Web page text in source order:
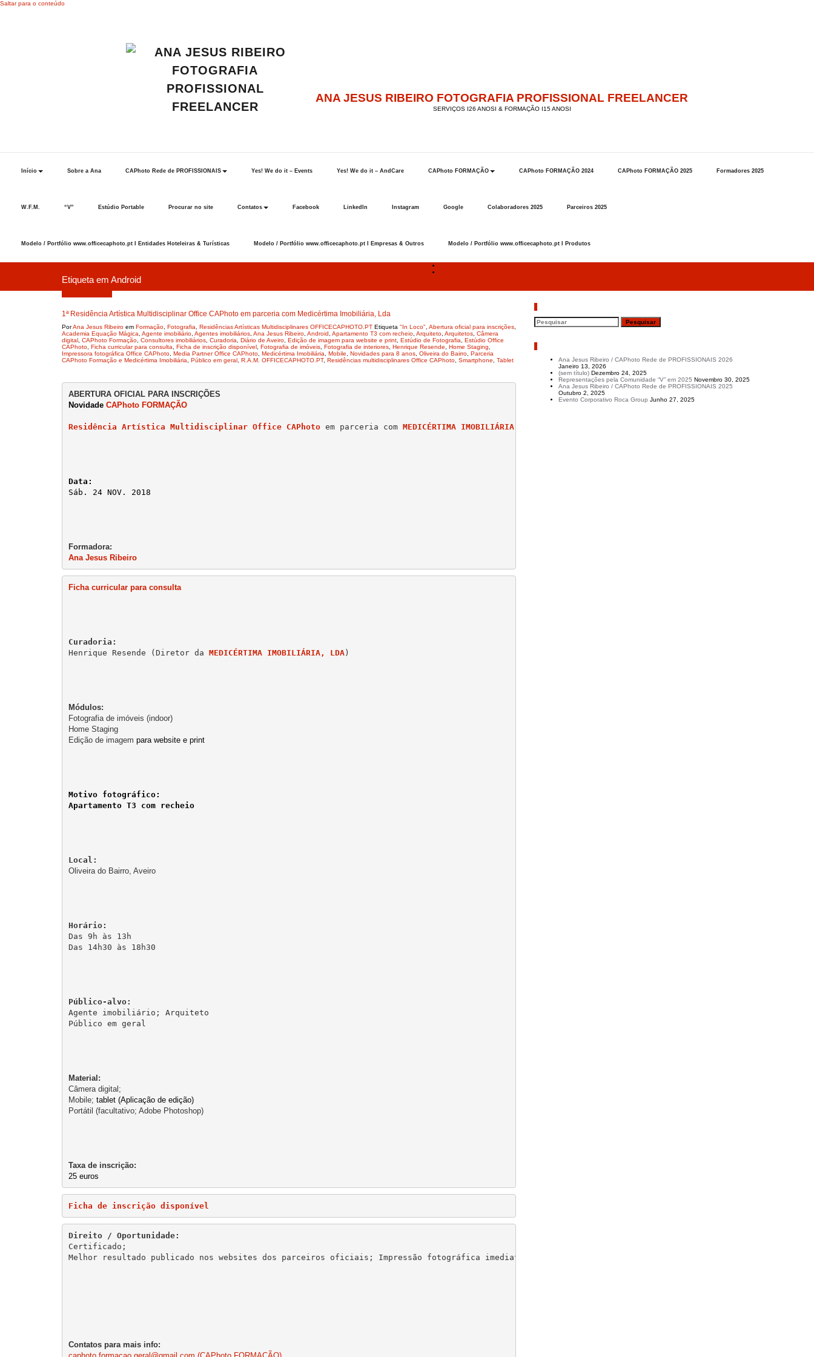
Saltar para o conteúdo
ANA JESUS RIBEIRO FOTOGRAFIA PROFISSIONAL FREELANCER
SERVIÇOS I26 ANOSI & FORMAÇÃO I15 ANOSI
Início Sobre a Ana CAPhoto Rede de PROFISSIONAIS Yes! We do it – Events Yes! We do it – AndCare CAPhoto FORMAÇÃO CAPhoto FORMAÇÃO 2024 CAPhoto FORMAÇÃO 2025 Formadores 2025
W.F.M. “V” Estúdio Portable Procurar no site Contatos Facebook LinkedIn Instagram Google Colaboradores 2025 Parceiros 2025
Modelo / Portfólio www.officecaphoto.pt I Entidades Hoteleiras & Turísticas Modelo / Portfólio www.officecaphoto.pt I Empresas & Outros Modelo / Portfólio www.officecaphoto.pt I Produtos
Etiqueta em Android
1ª Residência Artística Multidisciplinar Office CAPhoto em parceria com Medicértima Imobiliária, Lda
PorAna Jesus Ribeiro em Formação Fotografia Residências Artísticas Multidisciplinares OFFICECAPHOTO.PT Etiqueta "In Loco" Abertura oficial para inscrições
Academia Equação Mágica Agente imobiliário Agentes imobiliários Ana Jesus Ribeiro Android Apartamento T3 com recheio Arquiteto Arquitetos Câmera
digital CAPhoto Formação Consultores imobiliários Curadoria Diário de Aveiro Edição de imagem para website e print Estúdio de Fotografia
Estúdio Office
CAPhoto Ficha curricular para consulta Ficha de inscrição disponível Fotografia de imóveis Fotografia de interiores Henrique Resende Home Staging
Impressora fotográfica Office CAPhoto Media Partner Office CAPhoto Medicértima Imobiliária Mobile Novidades para 8 anos Oliveira do Bairro Parceria
CAPhoto Formação e Medicértima Imobiliária
Público em geral R.A.M. OFFICECAPHOTO.PT, Residências multidisciplinares Office CAPhoto Smartphone Tablet
Novidade CAPhoto FORMAÇÃO
Residência Artística Multidisciplinar Office CAPhoto em parceria com MEDICÉRTIMA IMOBILIÁRIA, LDA
Sáb. 24 NOV. 2018
Ana Jesus Ribeiro
Ficha curricular para consulta
Henrique Resende (Diretor da MEDICÉRTIMA IMOBILIÁRIA, LDA)
Fotografia de imóveis (indoor)
Home Staging
Edição de imagem para website e print
Apartamento T3 com recheio
Oliveira do Bairro, Aveiro
Das 9h às 13h
Das 14h30 às 18h30
Agente imobiliário; Arquiteto
Público em geral
Material:
Câmera digital;
Mobile; tablet (Aplicação de edição)
Portátil (facultativo; Adobe Photoshop)
Taxa de inscrição:
25 euros
Ficha de inscrição disponível
Direito / Oportunidade:
Certificado;
Melhor resultado publicado nos websites dos parceiros oficiais; Impressão fotográfica imediata do melhor resultado concretizado.
caphoto.formacao.geral@gmail. com (CAPhoto FORMAÇÃO)
Ana Jesus Ribeiro / CAPhoto Rede de PROFISSIONAIS 2026
Janeiro 13, 2026
(sem título) Dezembro 24, 2025
Representações pela Comunidade “V” em 2025 Novembro 30, 2025
Ana Jesus Ribeiro / CAPhoto Rede de PROFISSIONAIS 2025
Outubro 2, 2025
Evento Corporativo Roca Group Junho 27, 2025